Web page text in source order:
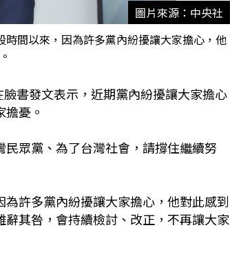
圖片來源：中央社
間以來，因為許多黨內紛擾讓大家擔心，他
書發文表示，近期黨內紛擾讓大家擔心
憂。
眾黨、為了台灣社會，請撐住繼續努
許多黨內紛擾讓大家擔心，他對此感到
其咎，會持續檢討、改正，不再讓大家